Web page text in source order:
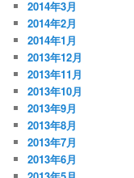
2014年3月
2014年2月
2014年1月
2013年12月
2013年11月
2013年10月
2013年9月
2013年8月
2013年7月
2013年6月